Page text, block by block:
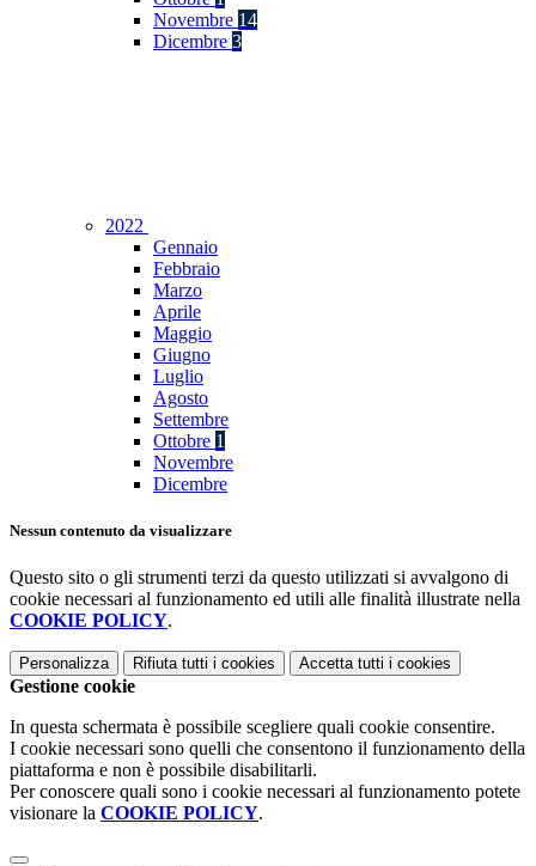
Novembre 14
Dicembre 3
2022
Gennaio
Febbraio
Marzo
Aprile
Maggio
Giugno
Luglio
Agosto
Settembre
Ottobre 1
Novembre
Dicembre
Nessun contenuto da visualizzare
Questo sito o gli strumenti terzi da questo utilizzati si avvalgono di
cookie necessari al funzionamento ed utili alle finalità illustrate nella
COOKIE POLICY.
Personalizza Rifiuta tutti i cookies Accetta tutti i cookies
Gestione cookie
In questa schermata è possibile scegliere quali cookie consentire.
I cookie necessari sono quelli che consentono il funzionamento della
piattaforma e non è possibile disabilitarli.
Per conoscere quali sono i cookie necessari al funzionamento potete
visionare la COOKIE POLICY.